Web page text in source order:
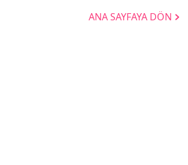
ANA SAYFAYA DÖN